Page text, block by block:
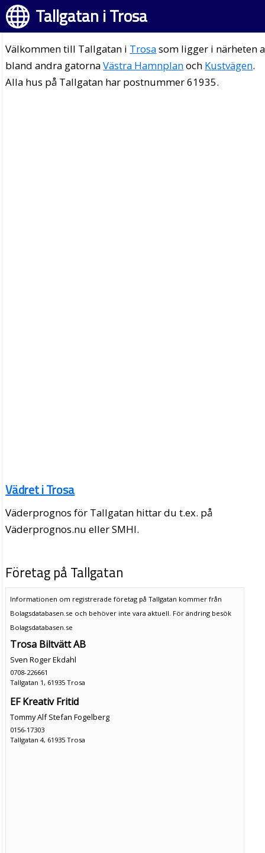
Tallgatan i Trosa
Välkommen till Tallgatan i Trosasom ligger i närheten
bland andra gatornaVästra Hamnplanoch Kustvägen.
Alla hus på Tallgatan har postnummer 61935.
Vädret i Trosa
Väderprognos för Tallgatan hittar du t.ex. på
Väderprognos.nu eller SMHI.
Företag på Tallgatan
Informationen om registrerade företag på Tallgatan kommer från
Bolagsdatabasen.se och behöver inte vara aktuell. För ändring besök
Bolagsdatabasen.se
Trosa Biltvätt AB
Sven Roger Ekdahl
0708-226661
Tallgatan 1, 61935 Trosa
EF Kreativ Fritid
Tommy Alf Stefan Fogelberg
0156-17303
Tallgatan 4, 61935 Trosa